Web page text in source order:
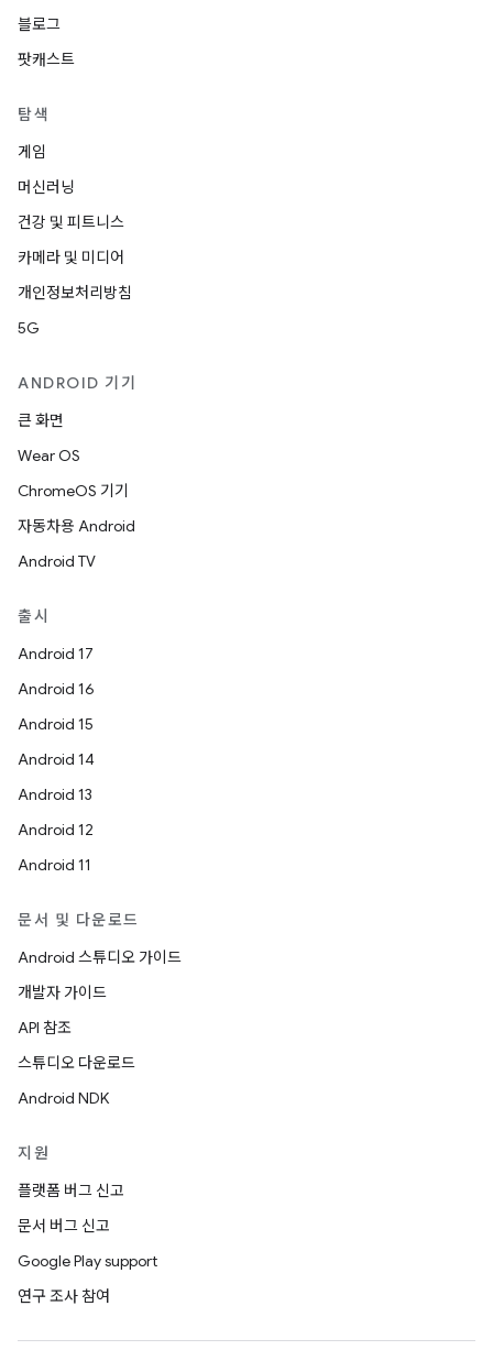
블로그
팟캐스트
탐색
게임
머신러닝
건강 및 피트니스
카메라 및 미디어
개인정보처리방침
5G
ANDROID 기기
큰 화면
Wear OS
ChromeOS 기기
자동차용 Android
Android TV
출시
Android 17
Android 16
Android 15
Android 14
Android 13
Android 12
Android 11
문서 및 다운로드
Android 스튜디오 가이드
개발자 가이드
API 참조
스튜디오 다운로드
Android NDK
지원
플랫폼 버그 신고
문서 버그 신고
Google Play support
연구 조사 참여